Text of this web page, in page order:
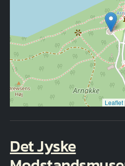
Leaflet
Det Jyske